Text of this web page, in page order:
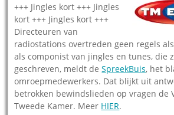
+++ Jingles kort +++ Jingles
kort +++ Jingles kort +++
Directeuren van
radiostations overtreden geen regels
als componist van jingles en tunes, die
geschreven, meldt deSpreekBuis, het
omroepmedewerkers. Dat blijkt uit
betrokken bewindslieden op vragen de
Tweede Kamer. Meer HIER.